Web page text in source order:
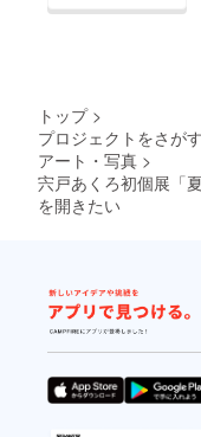
トップ >
プロジェクトをさがす
アート・写真 >
宍戸あくろ初個展「
を開きたい